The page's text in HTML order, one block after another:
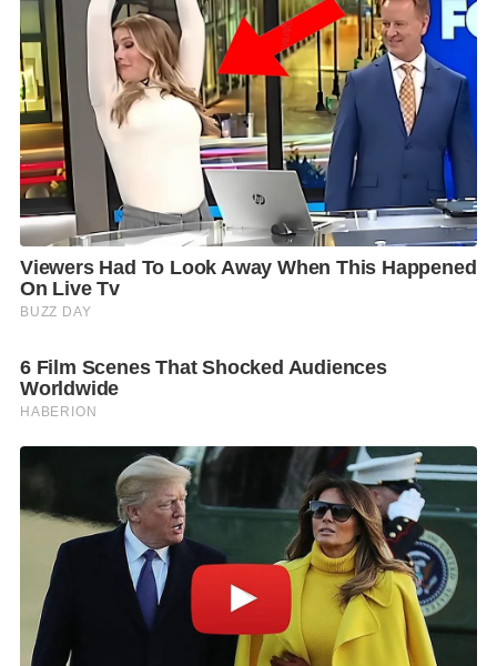
จึงสั่งการให้ กนอ. เฝ้าระวังสถานการณ์น้ำโดยรอบนิคม
อุตสาหกรรมโซนจังหวัดพระนครศรีอยุธยาทั้ง 3 แห่ง
ประกอบด้วย นิคมอุตสาหกรรมนครหลวง นิคม
อุตสาหกรรมบางปะอิน และนิคมอุตสาหกรรมบ้านหว้า
อย่างใกล้ชิด พร้อมทั้งเตรียมมาตรการรองรับสถานการณ์
ฉุกเฉิน เพื่อป้องกันไม่ให้ส่งผลกระทบต่อภาค
อุตสาหกรรม อย่างไรก็ตาม ได้รับรายงานจาก กนอ. ว่า มี
การยกระดับการเฝ้าระวังสถานการณ์น้ำโดยรอบนิคม
อุตสาหกรรมทั้ง 3 แห่งเพิ่มขึ้นแล้ว
ด้านนายวีริศ อัมระปาล ผู้ว่าการการนิคมอุตสาหกรรม